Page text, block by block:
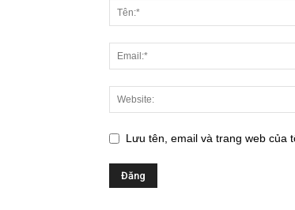
Lưu tên, email và trang web của